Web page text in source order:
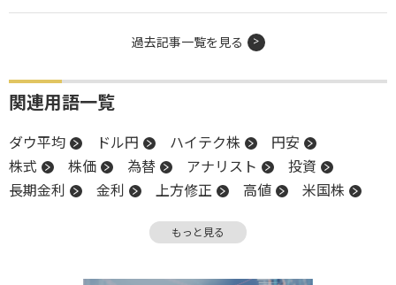
過去記事一覧を見る
関連用語一覧
ダウ平均 ドル円 ハイテク株
円安
株式
株価 為替 アナリスト
投資
長期金利
金利 上方修正 高値
米国株
米連邦準備制度理事会
S&P500
もっと見る